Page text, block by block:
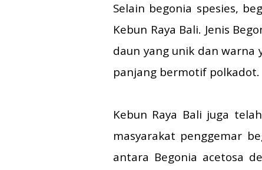
Selain begonia spesies,
Kebun Raya Bali. Jenis
daun yang unik dan
panjang bermotif polkadot.
Kebun Raya Bali juga
masyarakat penggemar
antara Begonia acetosa